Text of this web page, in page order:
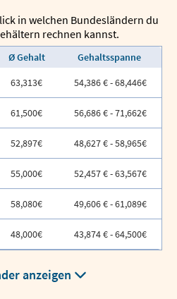
in welchen Bundesländern du
rechnen kannst.
Ø Gehalt
Gehaltsspanne
63,313€ 54,386 € - 68,446€
61,500€ 56,686 € - 71,662€
52,897€ 48,627 € - 58,965€
55,000€ 52,457 € - 63,567€
58,080€ 49,606 € - 61,089€
48,000€ 43,874 € - 64,500€
anzeigen